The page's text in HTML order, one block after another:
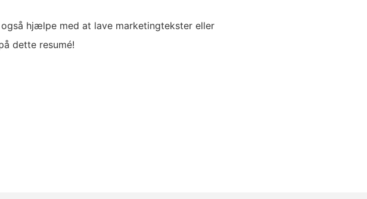
hjælpe med at lave marketingtekster eller
dette resumé!